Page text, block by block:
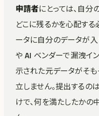
申請者にとっては、自分
どこに残るかを心配する
ータに自分のデータが
や AI ベンダーで漏洩イ
示された元データがそ
立しません。提出するの
けで、何を満たしたか